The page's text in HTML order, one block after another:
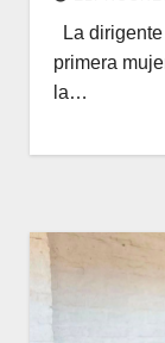
La
primera
la…